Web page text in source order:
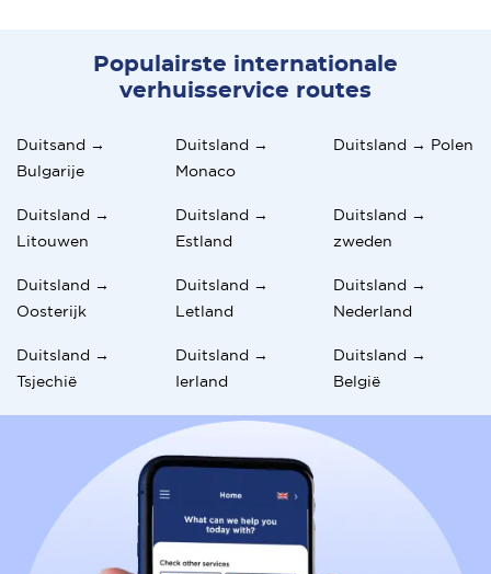
Populairste internationale
verhuisservice routes
Duitsand →
Bulgarije
Duitsland →
Monaco
Duitsland → Polen
Duitsland →
Litouwen
Duitsland →
Estland
Duitsland →
zweden
Duitsland →
Oosterijk
Duitsland →
Letland
Duitsland →
Nederland
Duitsland →
Tsjechië
Duitsland →
Ierland
Duitsland →
België